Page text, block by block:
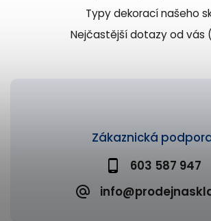
Zákaznická
603 587 947
Typy dekorací našeho
Nejčastější dotazy od vás